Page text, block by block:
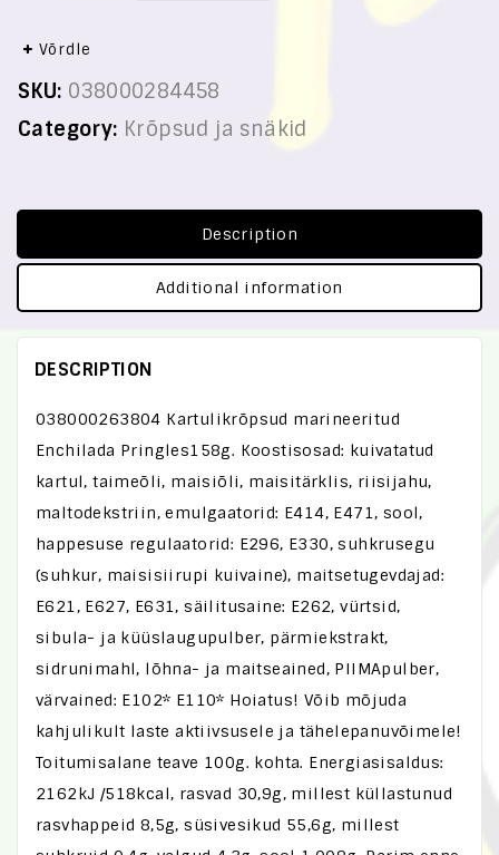
Võrdle
SKU: 038000284458
Category: Krõpsud ja snäkid
Description
Additional information
DESCRIPTION
038000263804 Kartulikrõpsud marineeritud
Enchilada Pringles158g. Koostisosad: kuivatatud
kartul, taimeõli, maisiõli, maisitärklis, riisijahu,
maltodekstriin, emulgaatorid: E414, E471, sool,
happesuse regulaatorid: E296, E330, suhkrusegu
(suhkur, maisisiirupi kuivaine), maitsetugevdajad:
E621, E627, E631, säilitusaine: E262, vürtsid,
sibula- ja küüslaugupulber, pärmiekstrakt,
sidrunimahl, lõhna- ja maitseained, PIIMApulber,
värvained: E102* E110* Hoiatus! Võib mõjuda
kahjulikult laste aktiivsusele ja tähelepanuvõimele!
Toitumisalane teave 100g. kohta. Energiasisaldus:
2162kJ /518kcal, rasvad 30,9g, millest küllastunud
rasvhappeid 8,5g, süsivesikud 55,6g, millest